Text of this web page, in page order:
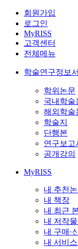
회원가입
로그인
MyRISS
고객센터
전체메뉴
학술연구정보
학위논문
국내학술
해외학술
학술지
단행본
연구보고
공개강의
MyRISS
내 추천
내 책장
내 최근
내 저작물
내 구매·
내 서비